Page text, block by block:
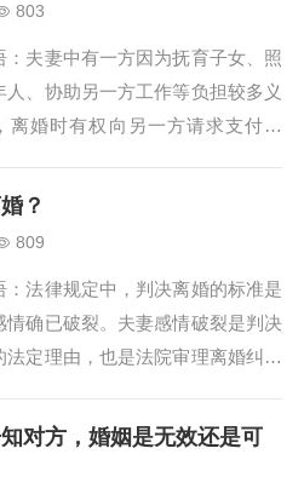
）：厉明法，男，1949年出生...
803
：夫妻中有一方因为抚育子女、照
人、协助另一方工作等负担较多义
离婚时有权向另一方请求支付补
放弃事业成为一名“全职太太”，天
可能面临就业困难或者只能获得较
入，这...
？
809
：法律规定中，判决离婚的标准是
情确已破裂。夫妻感情破裂是判决
法定理由，也是法院审理离婚纠纷
时，会从多个方面进行分析，包括
对方，婚姻是无效还是可